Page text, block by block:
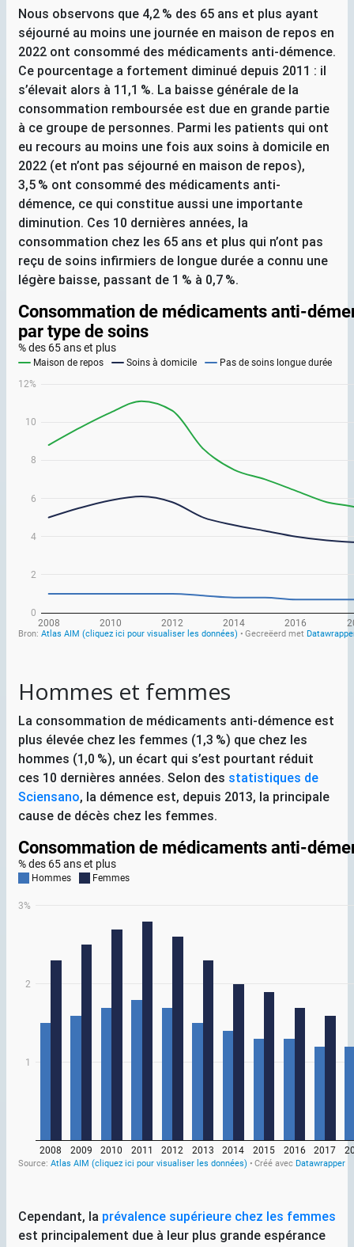
Nous observons que 4,2 % des 65 ans et plus ayant
séjourné au moins une journée en maison de repos en
2022 ont consommé des médicaments anti-démence.
Ce pourcentage a fortement diminué depuis 2011 : il
s’élevait alors à 11,1 %. La baisse générale de la
consommation remboursée est due en grande partie
à ce groupe de personnes. Parmi les patients qui ont
eu recours au moins une fois aux soins à domicile en
2022 (et n’ont pas séjourné en maison de repos),
3,5 % ont consommé des médicaments anti-
démence, ce qui constitue aussi une importante
diminution. Ces 10 dernières années, la
consommation chez les 65 ans et plus qui n’ont pas
reçu de soins infirmiers de longue durée a connu une
légère baisse, passant de 1 % à 0,7 %.
Hommes et femmes
La consommation de médicaments anti-démence est
plus élevée chez les femmes (1,3 %) que chez les
hommes (1,0 %), un écart qui s’est pourtant réduit
ces 10 dernières années. Selon des statistiques de
Sciensano, la démence est, depuis 2013, la principale
cause de décès chez les femmes.
Cependant, la prévalence supérieure chez les femmes
est principalement due à leur plus grande espérance